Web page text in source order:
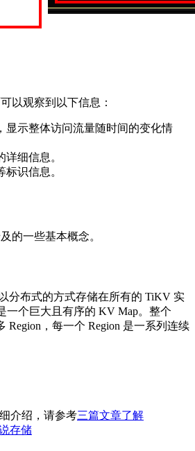
以观察到以下信息：
显示整体访问流量随时间的变化情
细信息。
识信息。
的一些基本概念。
分布式的方式存储在所有的 TiKV 实
一个巨大且有序的 KV Map。整个
Region，每一个 Region 是一系列连续
介绍，请参考三篇文章了解
存储